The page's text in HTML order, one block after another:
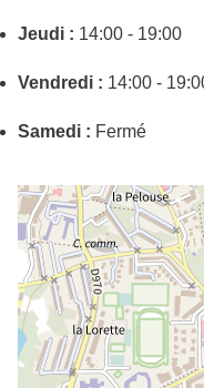
Jeudi : 14:00 - 19:00
Vendredi : 14:00 -
Samedi : Fermé